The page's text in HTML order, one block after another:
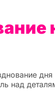
над